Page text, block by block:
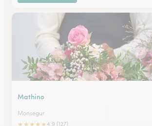
Mathino
Monsegur
★★★★★4.9 (127)